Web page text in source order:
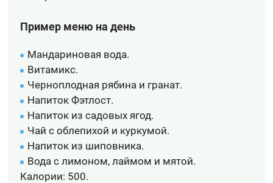
Пример меню на день
Мандариновая вода.
Витамикс.
Черноплодная рябина и гранат.
Напиток Фэтлост.
Напиток из садовых ягод.
Чай с облепихой и куркумой.
Напиток из шиповника.
Вода с лимоном, лаймом и мятой.
Калории: 500.